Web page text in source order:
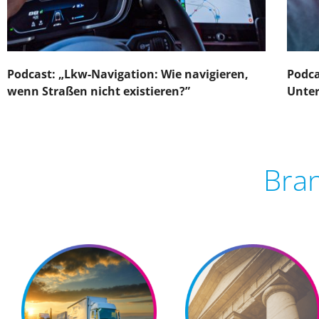
Podcast: „Lkw-Navigation: Wie navigieren,
wenn Straßen nicht existieren?”